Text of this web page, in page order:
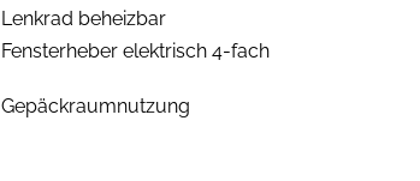
Lenkrad beheizbar
Fensterheber elektrisch 4-fach
Gepäckraumnutzung